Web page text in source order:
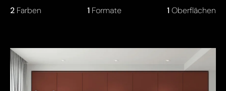
2 Farben 1 Formate 1 Oberflächen